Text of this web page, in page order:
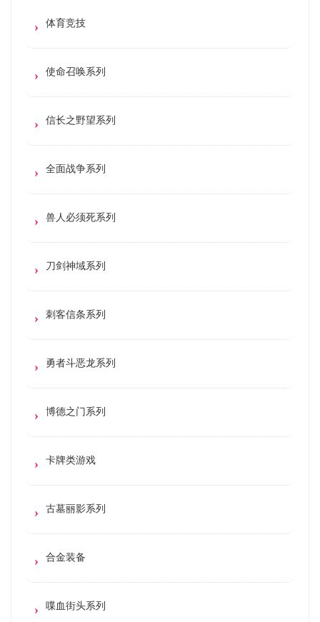
体育竞技
使命召唤系列
信长之野望系列
全面战争系列
兽人必须死系列
刀剑神域系列
刺客信条系列
勇者斗恶龙系列
博德之门系列
卡牌类游戏
古墓丽影系列
合金装备
喋血街头系列